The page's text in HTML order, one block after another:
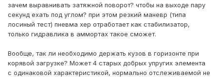
Но мы врятли получим такой контроллер и такой конфиг
подвески.
зачем выравнивать затяжной поворот? чтобы на выходе пару
секунд ехать под углом? при этом резкий маневр (типа
лосиный тест) пневма хер отработает как стабилизатор,
только гидравлика в аммортах такое сможет.
Вообще, так ли необходимо держать кузов в горизонте при
корявой загрузке? Может 4 старых добрых упругих элемента
с одинаковой характеристикой, нормально отслеживаемой не